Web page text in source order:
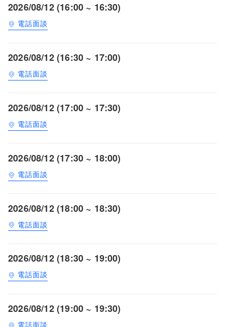
2026/08/12 (16:00 ~ 16:30)
電話面談
2026/08/12 (16:30 ~ 17:00)
電話面談
2026/08/12 (17:00 ~ 17:30)
電話面談
2026/08/12 (17:30 ~ 18:00)
電話面談
2026/08/12 (18:00 ~ 18:30)
電話面談
2026/08/12 (18:30 ~ 19:00)
電話面談
2026/08/12 (19:00 ~ 19:30)
電話面談